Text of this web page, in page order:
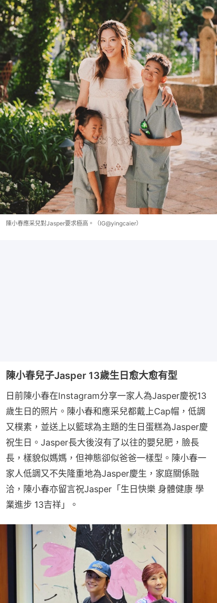
陳小春應采兒對Jasper要求極高。（IG@yingcaier）
陳小春兒子Jasper 13歲生日愈大愈有型
日前陳小春在Instagram分享一家人為Jasper慶祝13
歲生日的照片。陳小春和應采兒都戴上Cap帽，低調
又樸素，並送上以籃球為主題的生日蛋糕為Jasper慶
祝生日。Jasper長大後沒有了以往的嬰兒肥，臉長
長，樣貌似媽媽，但神態卻似爸爸一樣型。陳小春一
家人低調又不失隆重地為Jasper慶生，家庭關係融
洽，陳小春亦留言祝Jasper「生日快樂 身體健康 學
業進步 13吉祥」。